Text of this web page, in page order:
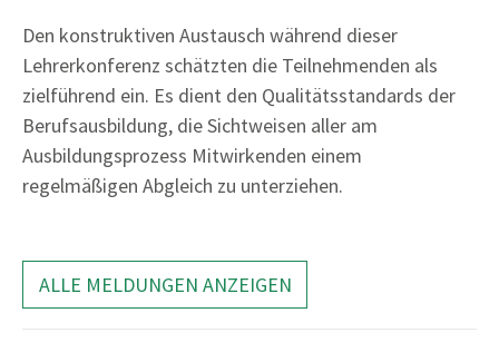
Den konstruktiven Austausch während dieser
Lehrerkonferenz schätzten die Teilnehmenden als
zielführend ein. Es dient den Qualitätsstandards der
Berufsausbildung, die Sichtweisen aller am
Ausbildungsprozess Mitwirkenden einem
regelmäßigen Abgleich zu unterziehen.
ALLE MELDUNGEN ANZEIGEN